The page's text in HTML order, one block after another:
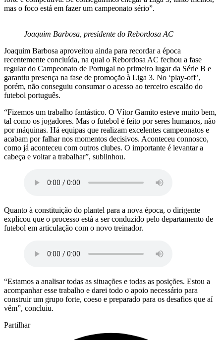
mas o foco está em fazer um campeonato sério”.
Joaquim Barbosa, presidente do Rebordosa AC
Joaquim Barbosa aproveitou ainda para recordar a época
recentemente concluída, na qual o Rebordosa AC fechou a fase
regular do Campeonato de Portugal no primeiro lugar da Série B e
garantiu presença na fase de promoção à Liga 3. No ‘play-off’,
porém, não conseguiu consumar o acesso ao terceiro escalão do
futebol português.
“Fizemos um trabalho fantástico. O Vítor Gamito esteve muito bem,
tal como os jogadores. Mas o futebol é feito por seres humanos, não
por máquinas. Há equipas que realizam excelentes campeonatos e
acabam por falhar nos momentos decisivos. Aconteceu connosco,
como já aconteceu com outros clubes. O importante é levantar a
cabeça e voltar a trabalhar”, sublinhou.
Quanto à constituição do plantel para a nova época, o dirigente
explicou que o processo está a ser conduzido pelo departamento de
futebol em articulação com o novo treinador.
“Estamos a analisar todas as situações e todas as posições. Estou a
acompanhar esse trabalho e darei todo o apoio necessário para
construir um grupo forte, coeso e preparado para os desafios que aí
vêm”, concluiu.
Partilhar